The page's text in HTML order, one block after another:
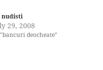
nudisti
29, 2008
deocheate"